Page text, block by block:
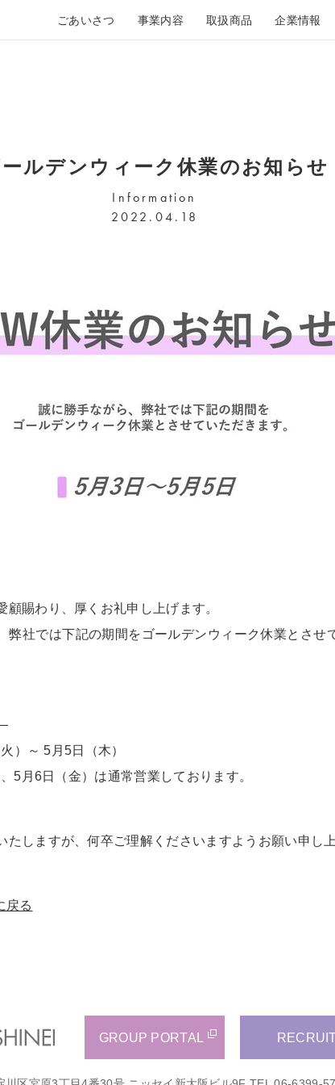
ごあいさつ 事業内容 取扱商品 企業情報
ルデンウィーク休業のお知らせ
Information
2022.04.18
顧賜わり、厚くお礼申し上げます。
弊社では下記の期間をゴールデンウィーク休業とさせ
）～ 5月5日（木）
5月6日（金）は通常営業しております。
たしますが、何卒ご理解くださいますようお願い申し上
戻る
GROUP PORTAL